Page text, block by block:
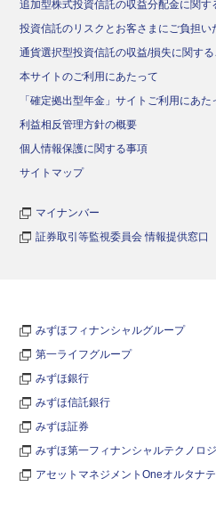
追加型株式投資信託の収益分配金に関す
投資信託のリスクとお客さまにご負担い
通貨選択型投資信託の収益/損失に関する
本サイトのご利用にあたって
「確定拠出型年金」サイトご利用にあた
利益相反管理方針の概要
個人情報保護に関する事項
サイトマップ
マイナンバー
証券取引等監視委員会 情報提供窓口
みずほフィナンシャルグループ
第一ライフグループ
みずほ銀行
みずほ信託銀行
みずほ証券
みずほ第一フィナンシャルテクノロ
アセットマネジメントOneオルタナ